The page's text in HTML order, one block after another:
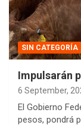
SIN CATEGORÍA
Impulsarán
6 September,
El Gobierno
pesos, pondrá